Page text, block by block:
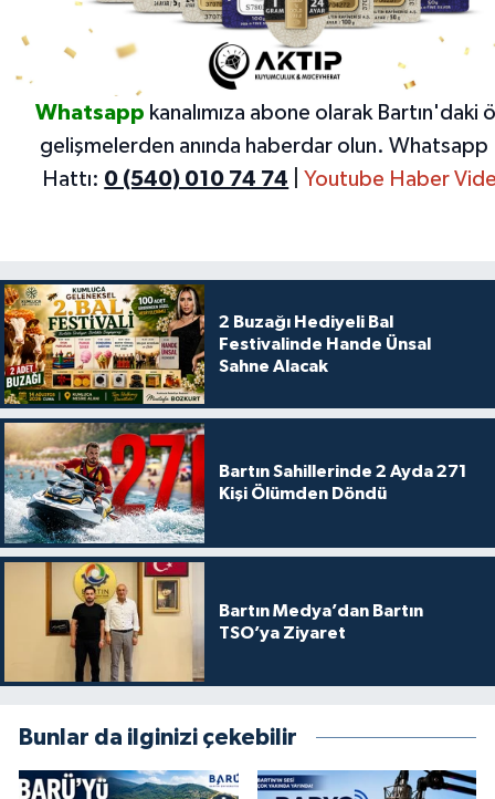
Whatsapp kanalımıza abone olarak Bartın'daki
gelişmelerden anında haberdar olun. Whatsapp
Hattı: 0 (540) 010 74 74 Youtube Haber
2 Buzağı Hediyeli Bal
Festivalinde Hande Ünsal
Sahne Alacak
Bartın Sahillerinde 2 Ayda 271
Kişi Ölümden Döndü
Bartın Medya’dan Bartın
TSO’ya Ziyaret
Bunlar da ilginizi çekebilir